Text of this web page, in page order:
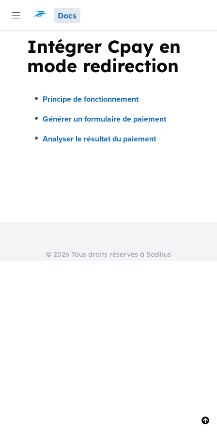
Docs
Intégrer Cpay en
mode redirection
Principe de fonctionnement
Générer un formulaire de paiement
Analyser le résultat du paiement
© 2026 Tous droits réservés à Scellius